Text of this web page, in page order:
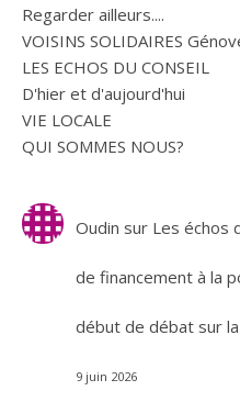
Regarder ailleurs....
VOISINS SOLIDAIRES
LES ECHOS DU CONSEIL
D'hier et d'aujourd'hui
VIE LOCALE
QUI SOMMES NOUS?
Oudin sur Les échos
de financement à la
début de débat sur
9 juin 2026